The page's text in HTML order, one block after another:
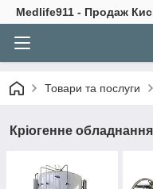
Medlife911 - Продаж
Товари та послуги
Кріогенне обладнання